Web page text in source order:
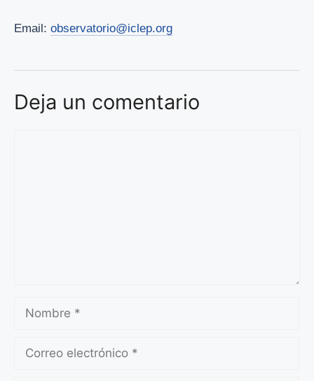
Email: observatorio@iclep.org
Deja un comentario
electrónico